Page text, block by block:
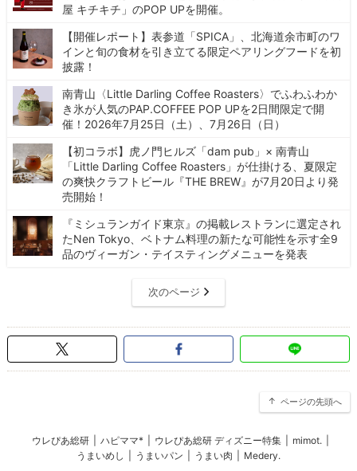
屋 キチキチ」のPOP UPを開催。
【開催レポート】表参道「SPICA」、北海道余市町のワ
インと旬の食材を引き立てる限定ペアリングフードを初
披露！
南青山〈Little Darling Coffee Roasters〉でふわふわか
き氷が人気のPAP.COFFEE POP UPを2日間限定で開
催！2026年7月25日（土）、7月26日（日）
【初コラボ】虎ノ門ヒルズ「dam pub」× 南青山
「Little Darling Coffee Roasters」が仕掛ける、夏限定
の爽快クラフトビール『THE BREW』が7月20日より発
売開始！
『ミシュランガイド東京』の掲載レストランに選定され
たNen Tokyo、ベトナム料理の新たな可能性を示す全9
品のヴィーガン・テイスティングメニューを発表
次のページ
ページの先頭へ
ウレぴあ総研 ハピママ* ウレぴあ総研 ディズニー特集 mimot.
うまいめし
うまいパン うまい肉 Medery.